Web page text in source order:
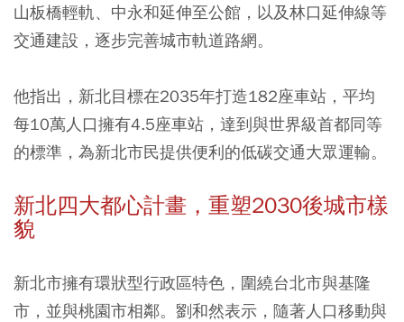
山板橋輕軌、中永和延伸至公館，以及林口延伸線等
交通建設，逐步完善城市軌道路網。
他指出，新北目標在2035年打造182座車站，平均
每10萬人口擁有4.5座車站，達到與世界級首都同等
的標準，為新北市民提供便利的低碳交通大眾運輸。
新北四大都心計畫，重塑2030後城市樣
貌
新北市擁有環狀型行政區特色，圍繞台北市與基隆
市，並與桃園市相鄰。劉和然表示，隨著人口移動與